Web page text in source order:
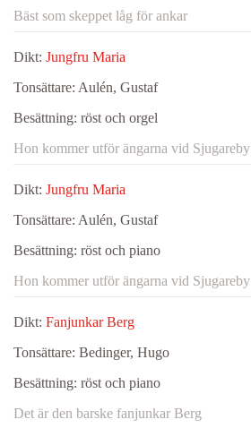
Bäst som skeppet låg för ankar
Dikt: Jungfru Maria
Tonsättare: Aulén, Gustaf
Besättning: röst och orgel
Hon kommer utför ängarna vid Sjugareby
Dikt: Jungfru Maria
Tonsättare: Aulén, Gustaf
Besättning: röst och piano
Hon kommer utför ängarna vid Sjugareby
Dikt: Fanjunkar Berg
Tonsättare: Bedinger, Hugo
Besättning: röst och piano
Det är den barske fanjunkar Berg